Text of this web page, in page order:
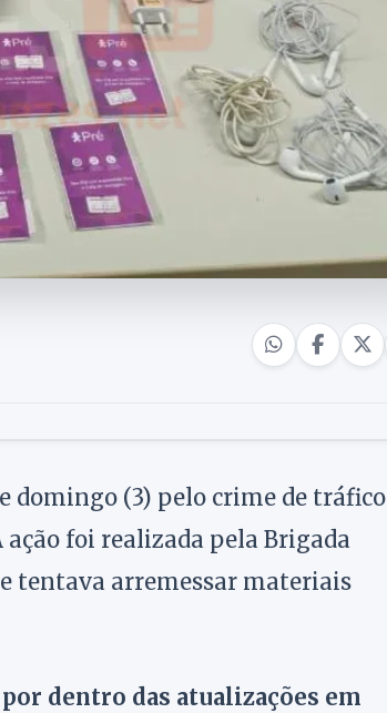
domingo (3) pelo crime de tráfico
ação foi realizada pela Brigada
tentava arremessar materiais
dentro das atualizações em